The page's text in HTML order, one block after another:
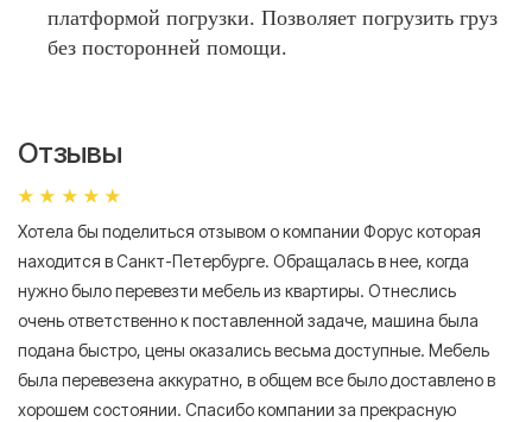
платформой погрузки. Позволяет погрузить груз
без посторонней помощи.
Отзывы
Хотела бы поделиться отзывом о компании Форус которая
находится в Санкт-Петербурге. Обращалась в нее, когда
нужно было перевезти мебель из квартиры. Отнеслись
очень ответственно к поставленной задаче, машина была
подана быстро, цены оказались весьма доступные. Мебель
была перевезена аккуратно, в общем все было доставлено в
хорошем состоянии. Спасибо компании за прекрасную